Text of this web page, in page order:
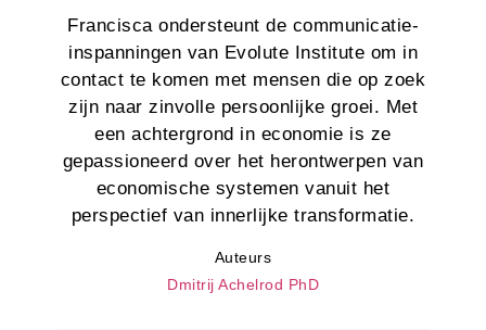
Francisca ondersteunt de communicatie-
inspanningen van Evolute Institute om in
contact te komen met mensen die op zoek
zijn naar zinvolle persoonlijke groei. Met
een achtergrond in economie is ze
gepassioneerd over het herontwerpen van
economische systemen vanuit het
perspectief van innerlijke transformatie.
Auteurs
Dmitrij Achelrod PhD